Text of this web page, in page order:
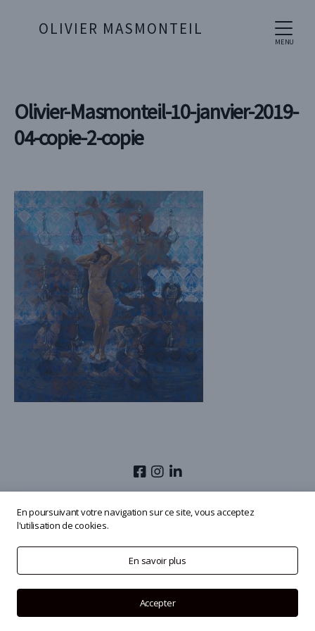
MENU
OLIVIER MASMONTEIL
Olivier-Masmonteil-10-janvier-2019-
04-copie-2-copie
En poursuivant votre navigation sur ce site, vous acceptez
l'utilisation de cookies.
En savoir plus
Accepter